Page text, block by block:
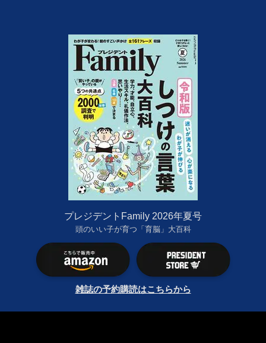
プレジデントFamily 2026年夏号
頭のいい子が育つ「育脳」大百科
雑誌の予約購読はこちらから